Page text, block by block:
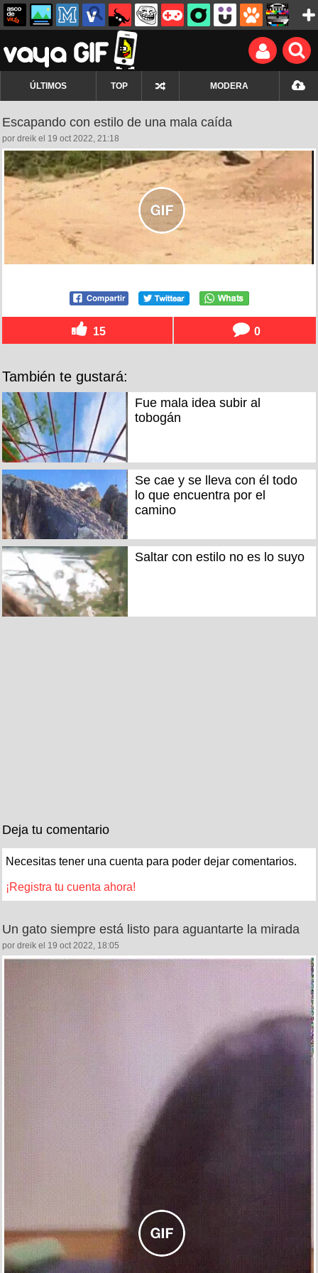
ÚLTIMOS TOP MODERA
Escapando con estilo de una mala caída
por dreik el 19 oct 2022, 21:18
15 0
También te gustará:
Fue mala idea subir al
tobogán
Se cae y se lleva con él todo
lo que encuentra por el
camino
Saltar con estilo no es lo suyo
Deja tu comentario
Necesitas tener una cuenta para poder dejar comentarios.
¡Registra tu cuenta ahora!
Un gato siempre está listo para aguantarte la mirada
por dreik el 19 oct 2022, 18:05